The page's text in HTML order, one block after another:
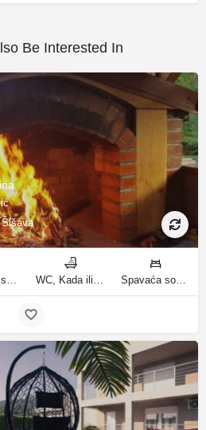
Be Interested In
Kuća sa 6 spavaćih soba sobe WC, Kada ili tuš kupatila Spavaća soba 1: 1 krevet za jednu osobu | Spavaća soba 2: 1 krevet za jednu osobu | Spavaća soba 3: 1 francuski bračni krevet | Spavaća soba 4: 2 kreveta za jednu osobu | Dnevni boravak: 1 kauč na razvlačenje ležaja